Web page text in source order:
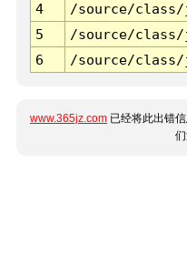
4
/source/class/
5
/source/class/
6
/source/class/
www.365jz.com 已经将此出错